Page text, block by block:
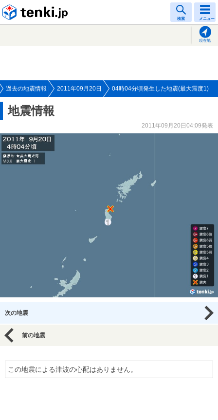
検索 メニュー
現在地
過去の地震情報 2011年09月20日 04時04分頃発生した地震(最大震度1)
地震情報
2011年09月20日04:09発表
次の地震
前の地震
この地震による津波の心配はありません。